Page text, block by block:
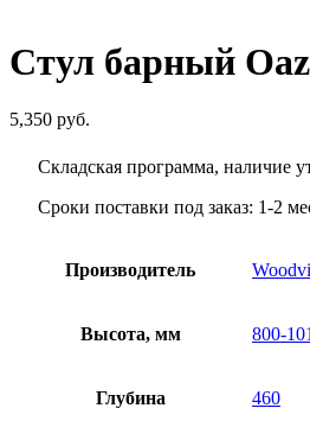
Стул барный
5,350 руб.
Складская программа, наличие
Сроки поставки под заказ: 1-2
Производитель
Высота, мм 800-
Глубина 460